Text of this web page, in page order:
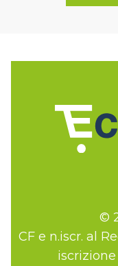
©
CF e n.iscr. al
iscrizione